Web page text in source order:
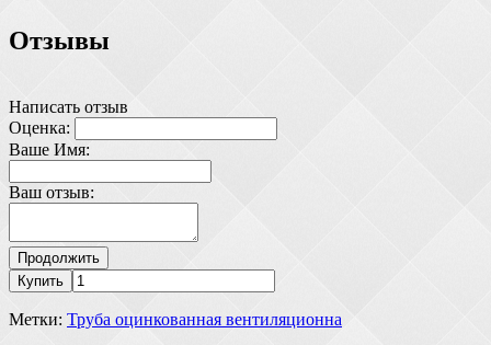
Отзывы
Написать отзыв
Оценка:
Ваше Имя:
Ваш отзыв:
Продолжить
Купить
Метки: Труба оцинкованная вентиляционна